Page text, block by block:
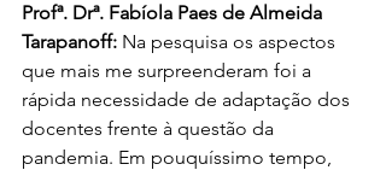
Profª. Drª. Fabíola Paes de Almeida
Tarapanoff: Na pesquisa os aspectos
que mais me surpreenderam foi a
rápida necessidade de adaptação dos
docentes frente à questão da
pandemia. Em pouquíssimo tempo,